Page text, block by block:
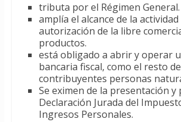
tributa por el Régimen General.
amplía el alcance de la
autorización de la libre
productos.
está obligado a abrir y operar
bancaria fiscal, como el resto
contribuyentes personas
Se eximen de la presentación y
Declaración Jurada del
Ingresos Personales.